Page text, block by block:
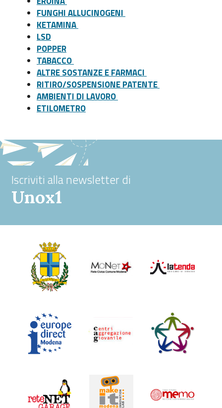
FUNGHI ALLUCINOGENI
KETAMINA
LSD
POPPER
TABACCO
ALTRE SOSTANZE E FARMACI
RITIRO/SOSPENSIONE PATENTE
AMBIENTI DI LAVORO
ETILOMETRO
Iscriviti alla newsletter di
Unox1